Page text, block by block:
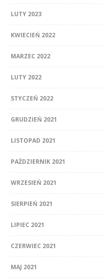
LUTY 2023
KWIECIEŃ 2022
MARZEC 2022
LUTY 2022
STYCZEŃ 2022
GRUDZIEŃ 2021
LISTOPAD 2021
PAŹDZIERNIK 2021
WRZESIEŃ 2021
SIERPIEŃ 2021
LIPIEC 2021
CZERWIEC 2021
MAJ 2021